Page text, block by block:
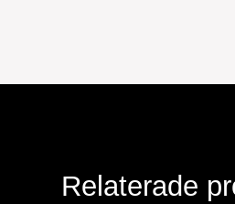
Relaterade